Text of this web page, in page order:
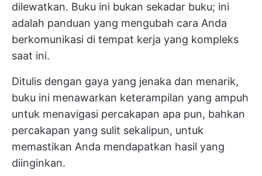
dilewatkan. Buku ini bukan sekadar buku; ini
adalah panduan yang mengubah cara Anda
berkomunikasi di tempat kerja yang kompleks
saat ini.
Ditulis dengan gaya yang jenaka dan menarik,
buku ini menawarkan keterampilan yang ampuh
untuk menavigasi percakapan apa pun, bahkan
percakapan yang sulit sekalipun, untuk
memastikan Anda mendapatkan hasil yang
diinginkan.